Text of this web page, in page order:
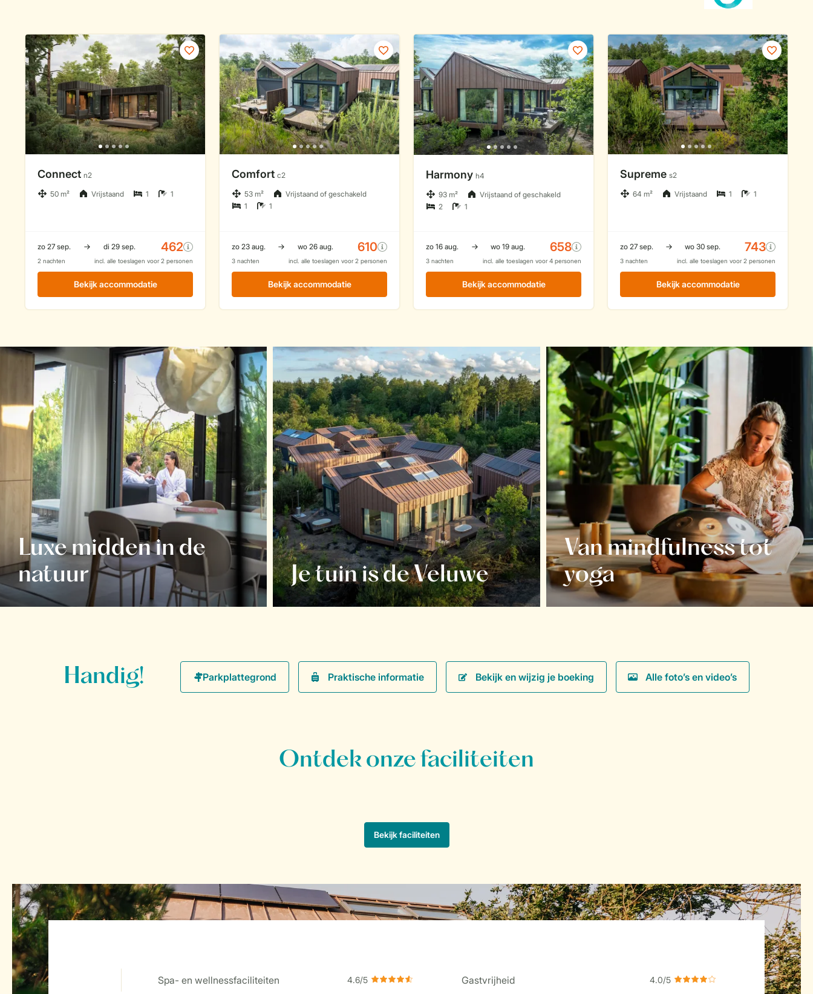
Luxe midden in de
natuur
Je tuin is de Veluwe
Van mindfulness tot
yoga
Handig! Praktische informatie Bekijk en wijzig je boeking Alle foto’s en video’s
Service Rating from our guests
Spa- en wellnessfaciliteiten Gastvrijheid